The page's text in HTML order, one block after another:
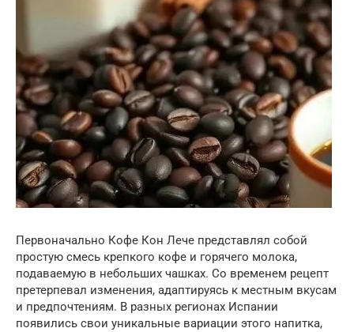
Первоначально Кофе Кон Лече представлял собой
простую смесь крепкого кофе и горячего молока,
подаваемую в небольших чашках. Со временем рецепт
претерпевал изменения, адаптируясь к местным вкусам
и предпочтениям. В разных регионах Испании
появились свои уникальные вариации этого напитка,